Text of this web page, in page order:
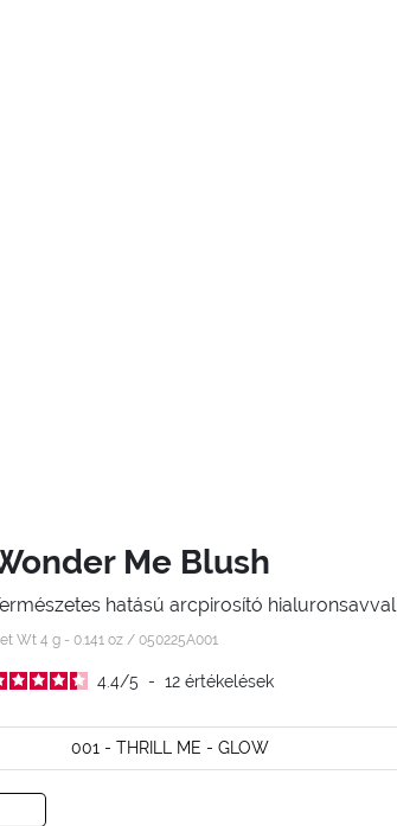
Me Blush
hatású arcpirosító hialuronsavval
Wt 4 g - 0.141 oz / 050225A001
4.4/5 - 12 értékelések
001 - THRILL ME - GLOW